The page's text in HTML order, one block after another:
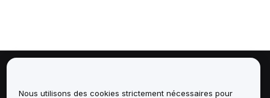
Nous utilisons des cookies strictement nécessaires pour